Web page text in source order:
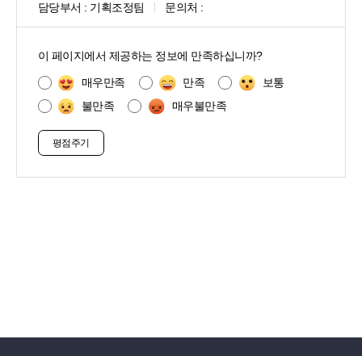
담당부서 : 기획조정팀 문의처 :
이 페이지에서 제공하는 정보에 만족하십니까?
매우만족 만족
보통
불만족
매우불만족